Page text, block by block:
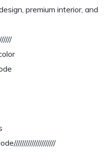
premium interior, and